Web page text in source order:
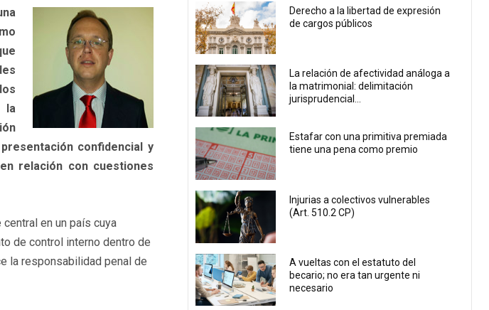
la
confidencial y
relación con cuestiones
en un país cuya
de control interno dentro de
la responsabilidad penal de
Derecho a la libertad de expresión
de cargos públicos
La relación de afectividad análoga a
la matrimonial: delimitación
jurisprudencial...
Estafar con una primitiva premiada
tiene una pena como premio
Injurias a colectivos vulnerables
(Art. 510.2 CP)
A vueltas con el estatuto del
becario; no era tan urgente ni
necesario